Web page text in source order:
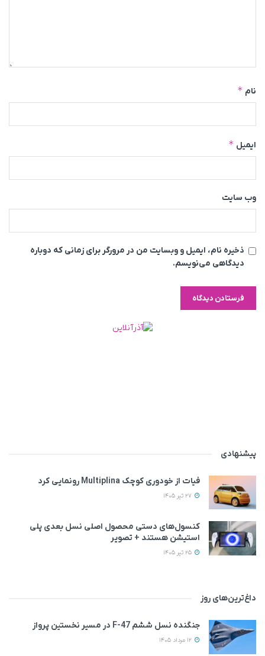
نام *
ایمیل *
وب‌ سایت
ذخیره نام، ایمیل و وبسایت من در مرورگر برای زمانی که دوباره
دیدگاهی می‌نویسم.
پیشنهادی
فیات از خودوری کوچک Multiplina رونمایی کرد
کنسول‌های دستی محصول اصلی نسل بعدی پلی
استیشن هستند + تصویر
داغ‌ترین‌های روز
جنگنده نسل ششم F-47 در مسیر نخستین پرواز